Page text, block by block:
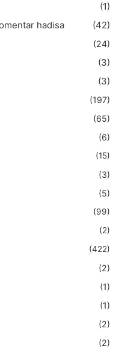
(1)
hadisa
(42)
(24)
(3)
(3)
(197)
(65)
(6)
(15)
(3)
(5)
(99)
(2)
(422)
(2)
(1)
(1)
(2)
(2)